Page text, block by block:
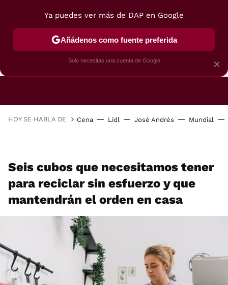
FREIDORAS DE AIRE GUÍAS DE
HOY SE HABLA DE Cena Lidl José Andrés Mundial
Seis cubos que necesitamos tener
para reciclar sin esfuerzo y que
mantendrán el orden en casa
×
Ya puedes ver más de DAP en Google
Añádenos como fuente preferida
Solo necesitas una cuenta de Google